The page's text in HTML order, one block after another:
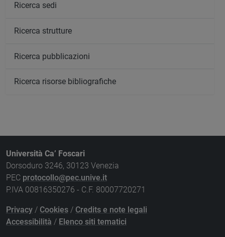
Ricerca sedi
Ricerca strutture
Ricerca pubblicazioni
Ricerca risorse bibliografiche
Università Ca’ Foscari
Dorsoduro 3246, 30123 Venezia
PEC protocollo@pec.unive.it
P.IVA 00816350276 - C.F. 80007720271
Privacy / Cookies / Credits e note legali
Accessibilità / Elenco siti tematici